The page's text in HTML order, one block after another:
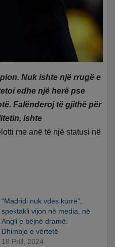
Nuk ishte një rrugë e
edhe një herë pse
Falënderoj të gjithë për
ishte
me anë të një statusi në
“Madridi nuk vdes kurrë”,
spektakli vijon në media, në
Angli e bëjnë dramë:
Dhimbje e vërtetë
18 Prill, 2024